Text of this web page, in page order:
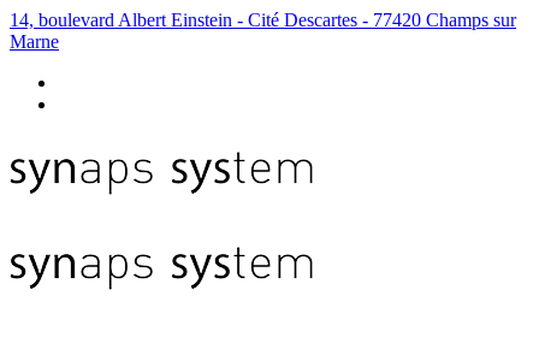
14, boulevard Albert Einstein - Cité Descartes - 77420 Champs sur
Marne